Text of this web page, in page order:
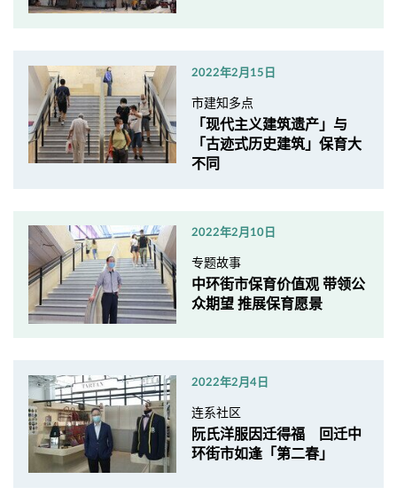
2022年2月15日
市建知多点
「现代主义建筑遗产」与
「古迹式历史建筑」保育大
不同
2022年2月10日
专题故事
中环街市保育价值观 带领公
众期望 推展保育愿景
2022年2月4日
连系社区
阮氏洋服因迁得福 回迁中
环街市如逢「第二春」